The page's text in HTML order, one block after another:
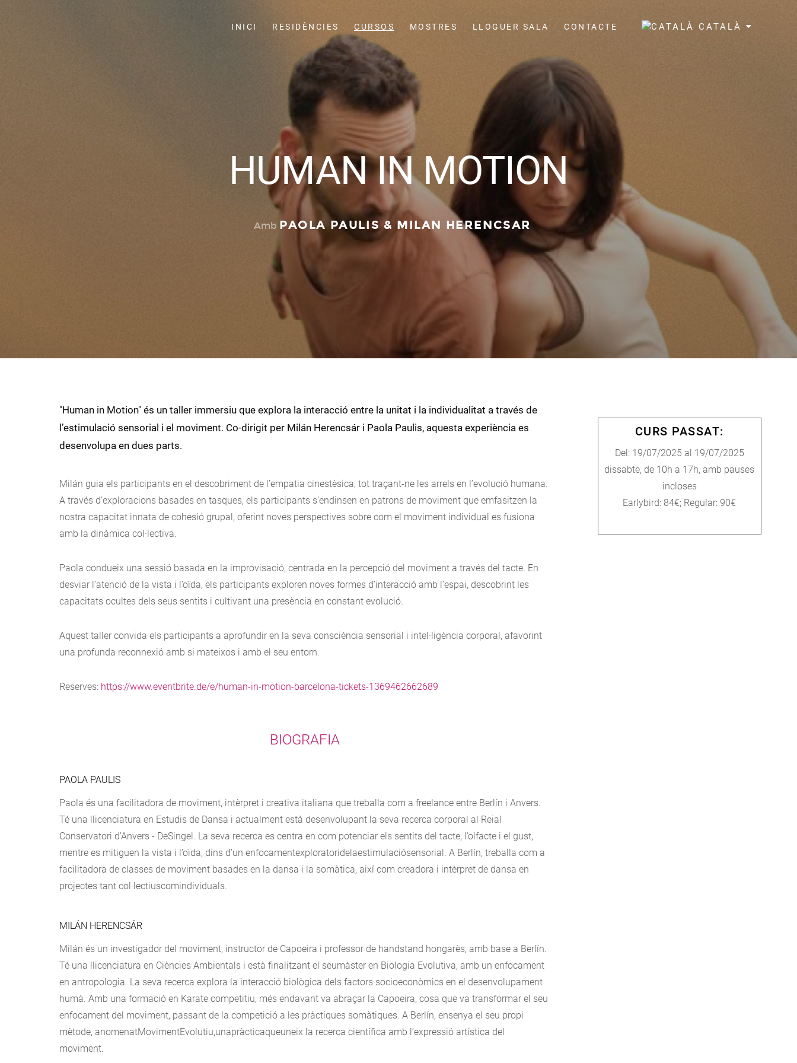
INICI RESIDÈNCIES CURSOS MOSTRES LLOGUER SALA CONTACTE CATALÀ
HUMAN IN MOTION
Amb PAOLA PAULIS & MILAN HERENCSAR
"Human in Motion" és un taller immersiu que explora la interacció entre la unitat i la individualitat a través de
l’estimulació sensorial i el moviment. Co-dirigit per Milán Herencsár i Paola Paulis, aquesta experiència es
desenvolupa en dues parts.
Milán guia els participants en el descobriment de l’empatia cinestèsica, tot traçant-ne les arrels en l’evolució humana.
A través d’exploracions basades en tasques, els participants s’endinsen en patrons de moviment que emfasitzen la
nostra capacitat innata de cohesió grupal, oferint noves perspectives sobre com el moviment individual es fusiona
amb la dinàmica col·lectiva.
Paola condueix una sessió basada en la improvisació, centrada en la percepció del moviment a través del tacte. En
desviar l’atenció de la vista i l’oïda, els participants exploren noves formes d’interacció amb l’espai, descobrint les
capacitats ocultes dels seus sentits i cultivant una presència en constant evolució.
Aquest taller convida els participants a aprofundir en la seva consciència sensorial i intel·ligència corporal, afavorint
una profunda reconnexió amb si mateixos i amb el seu entorn.
Reserves: https://www.eventbrite.de/e/human-in-motion-barcelona-tickets-1369462662689
BIOGRAFIA
PAOLA PAULIS
Paola és una facilitadora de moviment, intèrpret i creativa italiana que treballa com a freelance entre Berlín i Anvers.
Té una llicenciatura en Estudis de Dansa i actualment està desenvolupant la seva recerca corporal al Reial
Conservatori d’Anvers - DeSingel. La seva recerca es centra en com potenciar els sentits del tacte, l’olfacte i el gust,
mentre es mitiguen la vista i l’oïda, dins d’un enfocamentexploratoridelaestimulaciósensorial. A Berlín, treballa com a
facilitadora de classes de moviment basades en la dansa i la somàtica, així com creadora i intèrpret de dansa en
projectes tant col·lectiuscomindividuals.
MILÁN HERENCSÁR
Milán és un investigador del moviment, instructor de Capoeira i professor de handstand hongarès, amb base a Berlín.
Té una llicenciatura en Ciències Ambientals i està finalitzant el seumàster en Biologia Evolutiva, amb un enfocament
en antropologia. La seva recerca explora la interacció biològica dels factors socioeconòmics en el desenvolupament
humà. Amb una formació en Karate competitiu, més endavant va abraçar la Capoeira, cosa que va transformar el seu
enfocament del moviment, passant de la competició a les pràctiques somàtiques. A Berlín, ensenya el seu propi
mètode, anomenatMovimentEvolutiu,unapràcticaqueuneix la recerca científica amb l’expressió artística del
moviment.
CURS PASSAT:
Del: 19/07/2025 al 19/07/2025
dissabte, de 10h a 17h, amb pauses
incloses
Earlybird: 84€; Regular: 90€